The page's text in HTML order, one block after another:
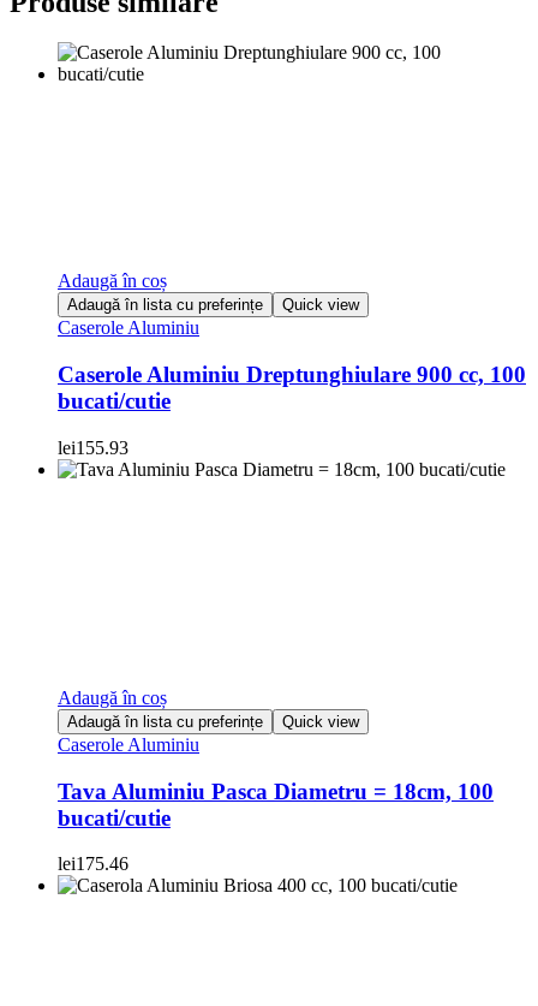
Adaugă în coș
Adaugă în lista cu preferințe Quick view
Caserole Aluminiu
Caserole Aluminiu Dreptunghiulare 900 cc, 100
bucati/cutie
lei155.93
Adaugă în coș
Adaugă în lista cu preferințe Quick view
Caserole Aluminiu
Tava Aluminiu Pasca Diametru = 18cm, 100
bucati/cutie
lei175.46